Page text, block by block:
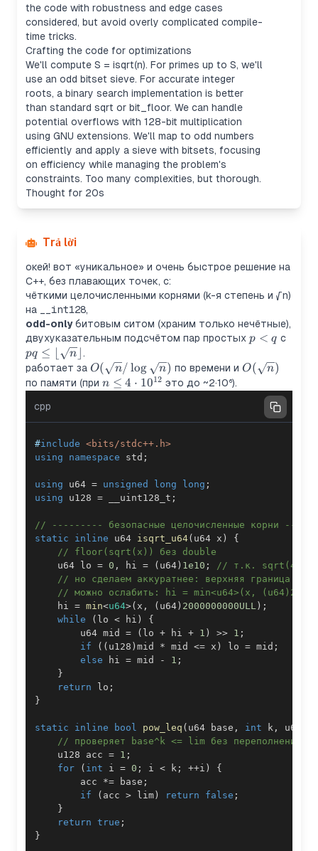
the code with robustness and edge cases
considered, but avoid overly complicated compile-
time tricks.
Crafting the code for optimizations
We'll compute S = isqrt(n). For primes up to S, we'll
use an odd bitset sieve. For accurate integer
roots, a binary search implementation is better
than standard sqrt or bit_floor. We can handle
potential overflows with 128-bit multiplication
using GNU extensions. We'll map to odd numbers
efficiently and apply a sieve with bitsets, focusing
on efficiency while managing the problem's
constraints. Too many complexities, but thorough.
Thought for 20s
Trả lời
окей! вот «уникальное» и очень быстрое решение на
C++, без плавающих точек, с:
чёткими целочисленными корнями (k-я степень и √n)
на
__int128,
odd-onlyбитовым ситом (храним только нечётные),
двухуказательным подсчётом пар простых p<q
p < q с
pq ≤ n .
работает за O(\sqrt
n / \log
O( n/ log n) по времени иO(\sqrt
O( n)
по памяти (при n\le
n ≤ 4 ⋅ 1012 это до ~2·10⁶).
cpp
#include <bits/stdc++.h>
using
namespace std ;
using u64 = unsigned long long ;
using u128 = __uint128_t ;
// --------- безопасные целочисленные корни
static
inline u64 isqrt_u64( u64 x )
{
// floor(sqrt(x)) без double
    u64 lo
= 0 , hi = ( u64 ) 1e10 ;
// т.к. sqrt(4e12)
// но сделаем аккуратнее: верхняя граница не
// можно ослабить: hi = min<u64>(x, (u64)2e9);
    hi
= min<u64>( x , ( u64 ) 2000000000ULL ) ;
while
( lo < hi )
{
        u64 mid
= ( lo + hi + 1 ) >> 1 ;
if
( ( u128 ) mid * mid <= x ) lo = mid ;
else hi = mid - 1 ;
}
return lo ;
}
static inline bool pow_leq ( u64 base , int k ,
u64
// проверяет base^k <= lim без переполнений
    u128 acc
= 1 ;
for
( int i = 0 ; i < k ; ++i )
{
        acc
*= base ;
if
( acc > lim ) return false ;
}
return true ;
}